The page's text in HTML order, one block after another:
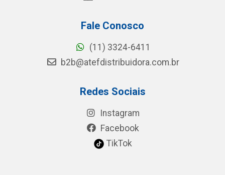
Fale Conosco
(11) 3324-6411
b2b@atefdistribuidora.com.br
Redes Sociais
Instagram
Facebook
TikTok